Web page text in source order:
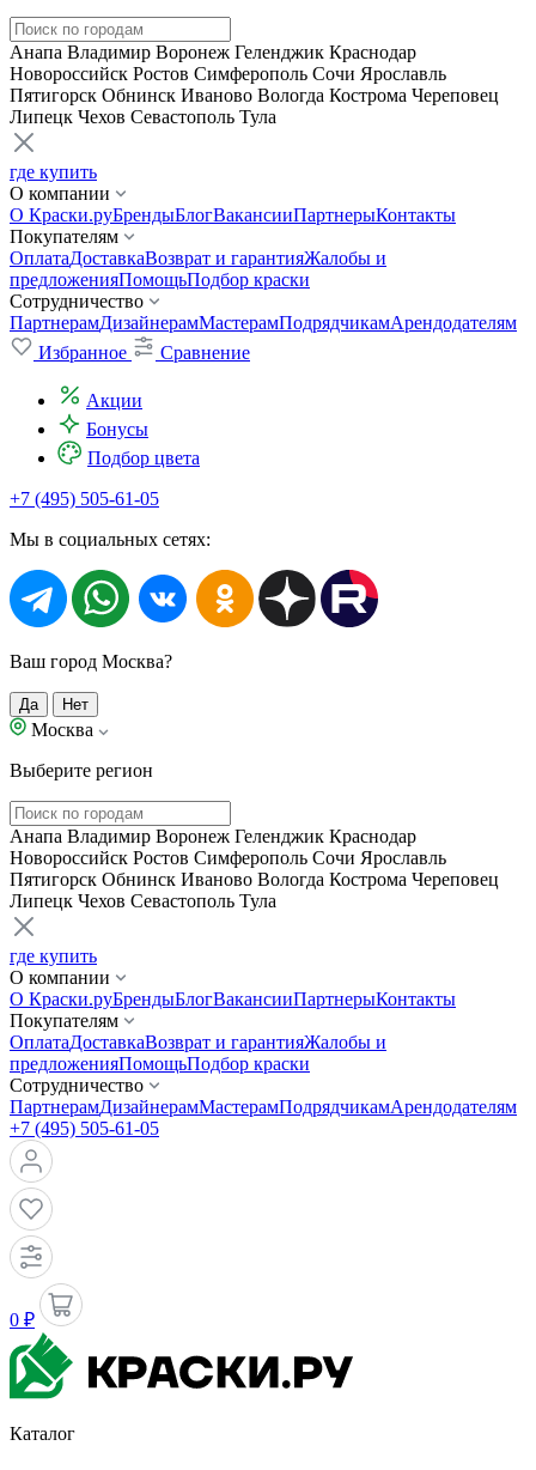
Анапа Владимир Воронеж Геленджик Краснодар
Новороссийск Ростов Симферополь Сочи Ярославль
Пятигорск Обнинск Иваново Вологда Кострома Череповец
Липецк Чехов Севастополь Тула
где купить
О компании
О Краски.руБрендыБлогВакансииПартнерыКонтакты
Покупателям
ОплатаДоставкаВозврат и гарантияЖалобы и
предложенияПомощьПодбор краски
Сотрудничество
ПартнерамДизайнерамМастерамПодрядчикамАрендодателям
Избранное
Сравнение
Акции
Бонусы
Подбор цвета
+7 (495) 505-61-05
Мы в социальных сетях:
Ваш город Москва?
Да Нет
Москва
Выберите регион
Анапа Владимир Воронеж Геленджик Краснодар
Новороссийск Ростов Симферополь Сочи Ярославль
Пятигорск Обнинск Иваново Вологда Кострома Череповец
Липецк Чехов Севастополь Тула
где купить
О компании
О Краски.руБрендыБлогВакансииПартнерыКонтакты
Покупателям
ОплатаДоставкаВозврат и гарантияЖалобы и
предложенияПомощьПодбор краски
Сотрудничество
ПартнерамДизайнерамМастерамПодрядчикамАрендодателям
+7 (495) 505-61-05
0 ₽
Каталог